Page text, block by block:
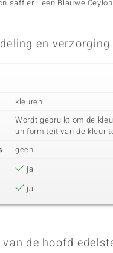
Herkomst
saffier
een Blauwe
en verzorging
kleuren
Wordt gebruikt om de
uniformiteit van de kleur
geen
ja
ja
de hoofd